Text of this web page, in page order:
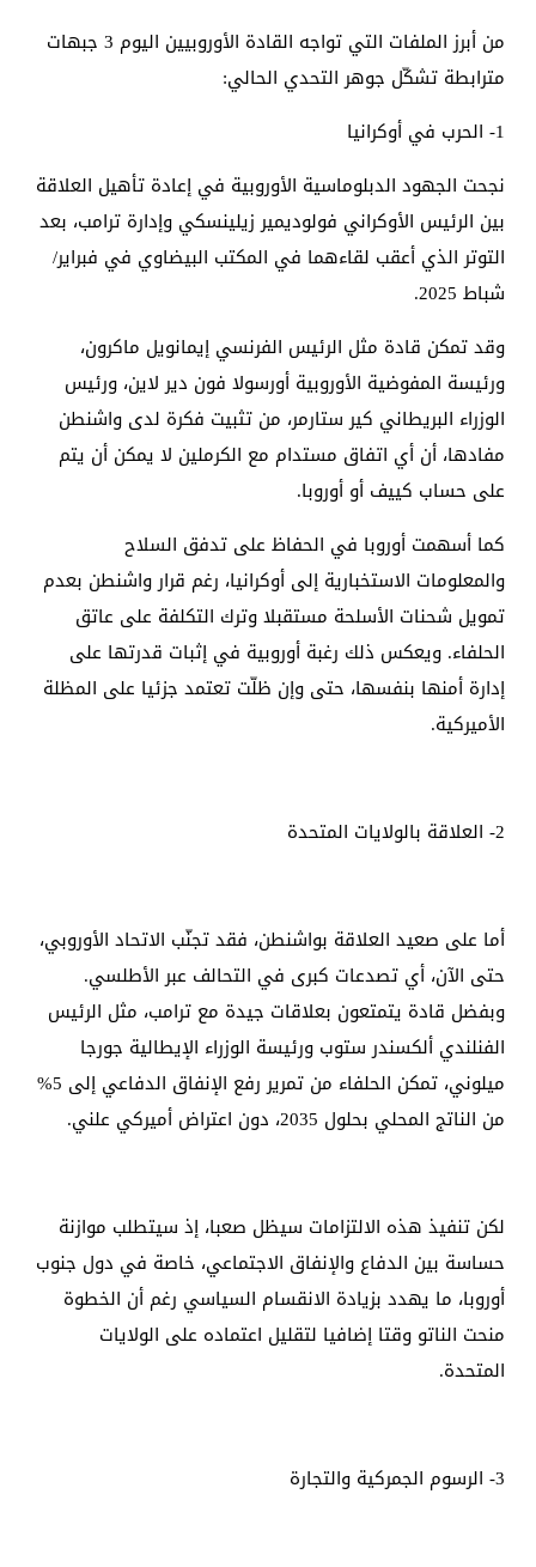
من أبرز الملفات التي تواجه القادة الأوروبيين اليوم 3 جبهات
مترابطة تشكّل جوهر التحدي الحالي:
1- الحرب في أوكرانيا
نجحت الجهود الدبلوماسية الأوروبية في إعادة تأهيل العلاقة
بين الرئيس الأوكراني فولوديمير زيلينسكي وإدارة ترامب، بعد
التوتر الذي أعقب لقاءهما في المكتب البيضاوي في فبراير/
شباط 2025.
وقد تمكن قادة مثل الرئيس الفرنسي إيمانويل ماكرون،
ورئيسة المفوضية الأوروبية أورسولا فون دير لاين، ورئيس
الوزراء البريطاني كير ستارمر، من تثبيت فكرة لدى واشنطن
مفادها، أن أي اتفاق مستدام مع الكرملين لا يمكن أن يتم
على حساب كييف أو أوروبا.
كما أسهمت أوروبا في الحفاظ على تدفق السلاح
والمعلومات الاستخبارية إلى أوكرانيا، رغم قرار واشنطن بعدم
تمويل شحنات الأسلحة مستقبلا وترك التكلفة على عاتق
الحلفاء. ويعكس ذلك رغبة أوروبية في إثبات قدرتها على
إدارة أمنها بنفسها، حتى وإن ظلّت تعتمد جزئيا على المظلة
الأميركية.
2- العلاقة بالولايات المتحدة
أما على صعيد العلاقة بواشنطن، فقد تجنّب الاتحاد الأوروبي،
حتى الآن، أي تصدعات كبرى في التحالف عبر الأطلسي.
وبفضل قادة يتمتعون بعلاقات جيدة مع ترامب، مثل الرئيس
الفنلندي ألكسندر ستوب ورئيسة الوزراء الإيطالية جورجا
ميلوني، تمكن الحلفاء من تمرير رفع الإنفاق الدفاعي إلى 5%
من الناتج المحلي بحلول 2035، دون اعتراض أميركي علني.
لكن تنفيذ هذه الالتزامات سيظل صعبا، إذ سيتطلب موازنة
حساسة بين الدفاع والإنفاق الاجتماعي، خاصة في دول جنوب
أوروبا، ما يهدد بزيادة الانقسام السياسي رغم أن الخطوة
منحت الناتو وقتا إضافيا لتقليل اعتماده على الولايات
المتحدة.
3- الرسوم الجمركية والتجارة